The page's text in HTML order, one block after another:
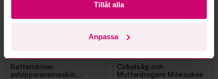
Tillåt alla
Anpassa
Batteridriven
avloppsrensmaskin
Cirkelsåg och
Mutterdragare Milwaukee